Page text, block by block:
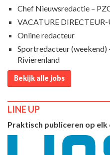
Chef Nieuwsredactie –
VACATURE DIRECTEUR-
Online redacteur
Sportredacteur
Rivierenland
Bekijk alle jobs
LINE UP
Praktisch publiceren op